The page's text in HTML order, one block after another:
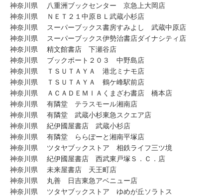
神奈川県 八重洲ブックセンター 京急上大岡店
神奈川県 ＮＥＴ２１中原ＢＬ武蔵小杉店
神奈川県 スーパーブックス書房すみよし 武蔵中原店
神奈川県 スーパーブックス伊勢治書店ダイナシティ店
神奈川県 精文館書店 下瀬谷店
神奈川県 ブックポート２０３ 中野島店
神奈川県 ＴＳＵＴＡＹＡ 港北ミナモ店
神奈川県 ＴＳＵＴＡＹＡ 鶴ケ峰駅前店
神奈川県 ＡＣＡＤＥＭＩＡくまざわ書店 橋本店
神奈川県 有隣堂 テラスモール湘南店
神奈川県 有隣堂 武蔵小杉東急スクエア店
神奈川県 紀伊國屋書店 武蔵小杉店
神奈川県 有隣堂 ららぽーと湘南平塚店
神奈川県 ツタヤブックストア 相鉄ライフ三ツ境
神奈川県 紀伊國屋書店 西武東戸塚Ｓ．Ｃ．店
神奈川県 未来屋書店 天王町店
神奈川県 丸善 日吉東急アベニュー店
神奈川県 ツタヤブックストア ゆめが丘ソラトス